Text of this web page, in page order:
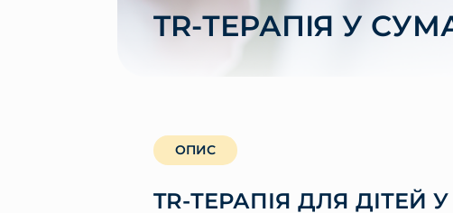
TR-ТЕРАПІЯ У
ОПИС
TR-ТЕРАПІЯ ДЛЯ ДІТЕЙ